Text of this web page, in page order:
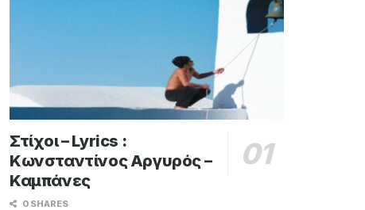
Στίχοι – Lyrics :
Κωνσταντίνος Αργυρός –
Καμπάνες
0 SHARES